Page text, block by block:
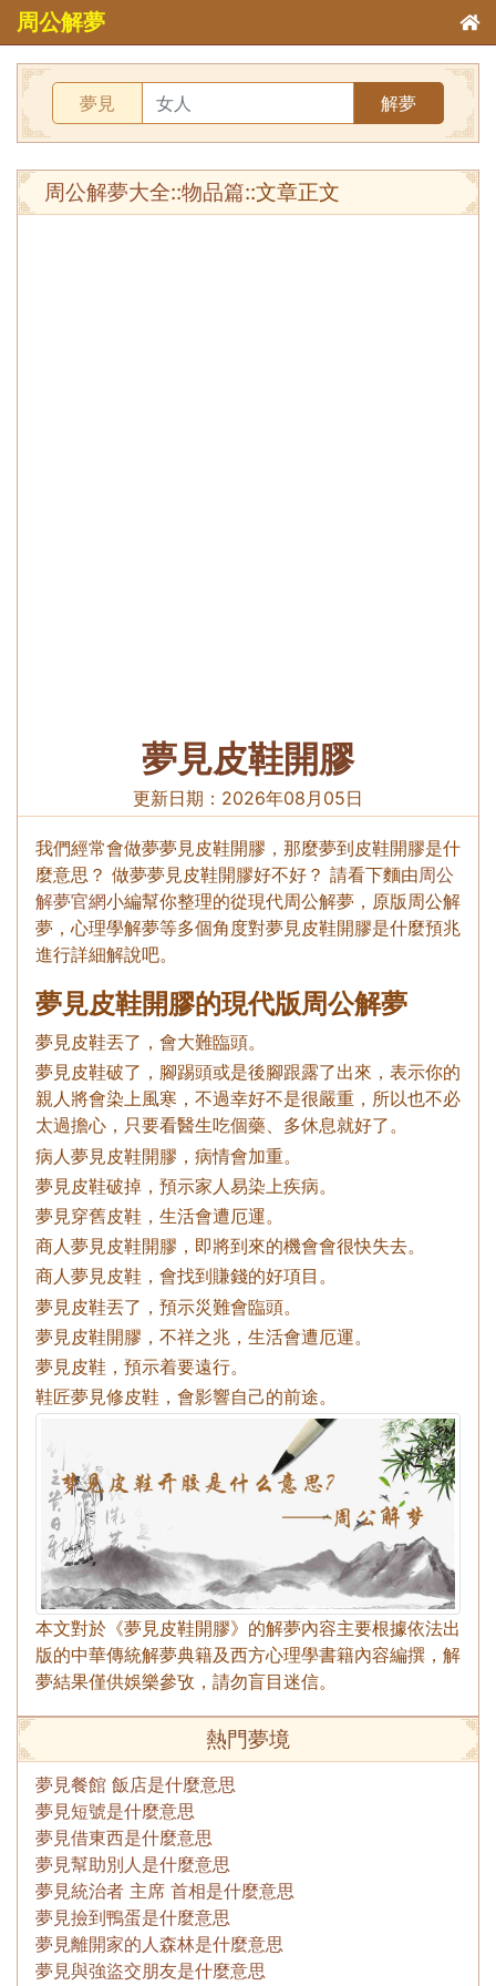
周公解夢
夢見 解夢
周公解夢大全::物品篇::文章正文
夢見皮鞋開膠
更新日期： 2026年08月05日
我們經常會做夢夢見皮鞋開膠，那麼夢到皮鞋開膠是什
麼意思？ 做夢夢見皮鞋開膠好不好？ 請看下麵由周公
解夢官網小編幫你整理的從現代周公解夢，原版周公解
夢，心理學解夢等多個角度對夢見皮鞋開膠是什麼預兆
進行詳細解說吧。
夢見皮鞋開膠的現代版周公解夢
夢見皮鞋丟了，會大難臨頭。
夢見皮鞋破了，腳踢頭或是後腳跟露了出來，表示你的
親人將會染上風寒，不過幸好不是很嚴重，所以也不必
太過擔心，只要看醫生吃個藥、多休息就好了。
病人夢見皮鞋開膠，病情會加重。
夢見皮鞋破掉，預示家人易染上疾病。
夢見穿舊皮鞋，生活會遭厄運。
商人夢見皮鞋開膠，即將到來的機會會很快失去。
商人夢見皮鞋，會找到賺錢的好項目。
夢見皮鞋丟了，預示災難會臨頭。
夢見皮鞋開膠，不祥之兆，生活會遭厄運。
夢見皮鞋，預示着要遠行。
鞋匠夢見修皮鞋，會影響自己的前途。
本文對於《夢見皮鞋開膠》的解夢內容主要根據依法出
版的中華傳統解夢典籍及西方心理學書籍內容編撰，解
夢結果僅供娛樂參攷，請勿盲目迷信。
熱門夢境
夢見餐館 飯店是什麼意思
夢見短號是什麼意思
夢見借東西是什麼意思
夢見幫助別人是什麼意思
夢見統治者 主席 首相是什麼意思
夢見撿到鴨蛋是什麼意思
夢見離開家的人森林是什麼意思
夢見與強盜交朋友是什麼意思